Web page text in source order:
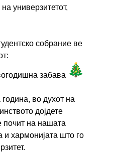
универзитетот,
собрание ве
забава
во духот на
дојдете
почит на нашата
и хармонијата што го